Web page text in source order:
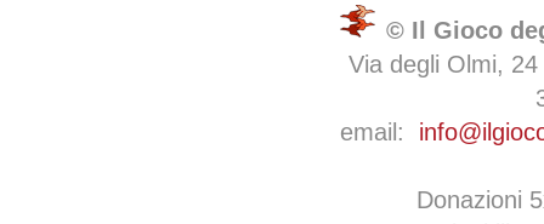
© Il Gioco
Via degli Olmi,
email:
Donazioni